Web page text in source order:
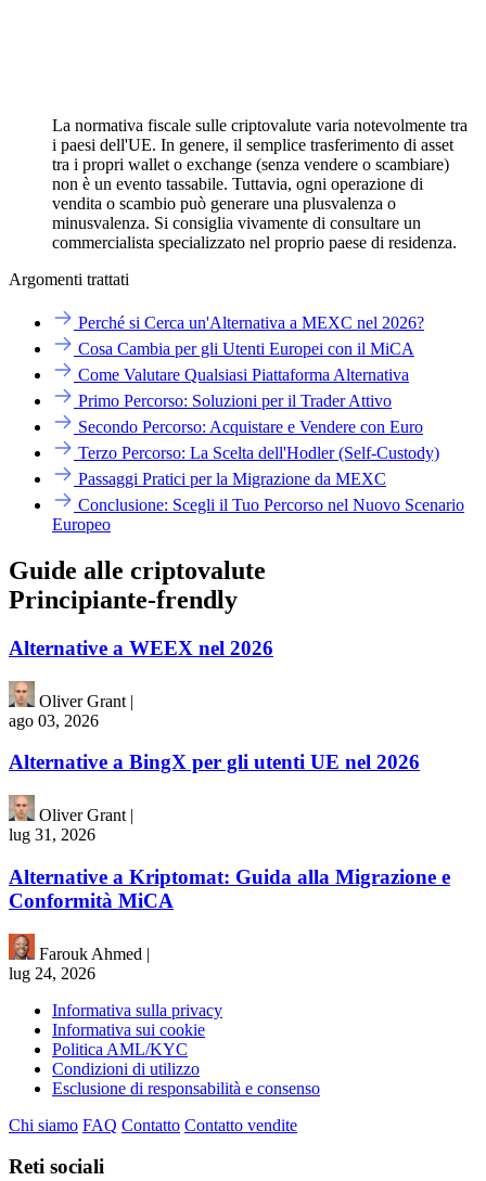
La normativa fiscale sulle criptovalute varia notevolmente tra
i paesi dell'UE. In genere, il semplice trasferimento di asset
tra i propri wallet o exchange (senza vendere o scambiare)
non è un evento tassabile. Tuttavia, ogni operazione di
vendita o scambio può generare una plusvalenza o
minusvalenza. Si consiglia vivamente di consultare un
commercialista specializzato nel proprio paese di residenza.
Argomenti trattati
Perché si Cerca un'Alternativa a MEXC nel 2026?
Cosa Cambia per gli Utenti Europei con il MiCA
Come Valutare Qualsiasi Piattaforma Alternativa
Primo Percorso: Soluzioni per il Trader Attivo
Secondo Percorso: Acquistare e Vendere con Euro
Terzo Percorso: La Scelta dell'Hodler (Self-Custody)
Passaggi Pratici per la Migrazione da MEXC
Conclusione: Scegli il Tuo Percorso nel Nuovo Scenario
Europeo
Guide alle criptovalute
Principiante-frendly
Alternative a WEEX nel 2026
Oliver Grant |
ago 03, 2026
Alternative a BingX per gli utenti UE nel 2026
Oliver Grant |
lug 31, 2026
Alternative a Kriptomat: Guida alla Migrazione e
Conformità MiCA
Farouk Ahmed |
lug 24, 2026
Informativa sulla privacy
Informativa sui cookie
Politica AML/KYC
Condizioni di utilizzo
Esclusione di responsabilità e consenso
Chi siamo FAQ Contatto Contatto vendite
Reti sociali